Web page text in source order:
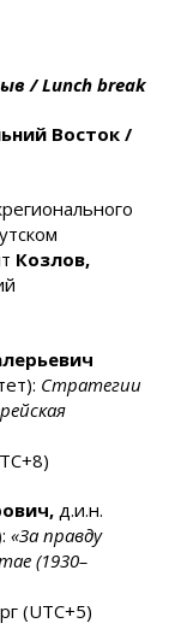
/ Lunch break
Восток /
Козлов,
Стратегии
д.и.н.
«За правду
(1930–